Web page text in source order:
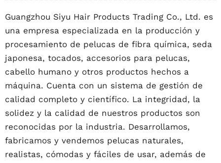
Guangzhou Siyu Hair Products Trading Co., Ltd. es
una empresa especializada en la producción y
procesamiento de pelucas de fibra química, seda
japonesa, tocados, accesorios para pelucas,
cabello humano y otros productos hechos a
máquina. Cuenta con un sistema de gestión de
calidad completo y científico. La integridad, la
solidez y la calidad de nuestros productos son
reconocidas por la industria. Desarrollamos,
fabricamos y vendemos pelucas naturales,
realistas, cómodas y fáciles de usar, además de